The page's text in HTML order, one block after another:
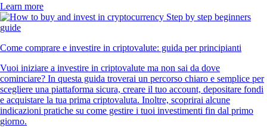
Learn more
Come comprare e investire in criptovalute: guida per principianti
Vuoi iniziare a investire in criptovalute ma non sai da dove
cominciare? In questa guida troverai un percorso chiaro e semplice per
scegliere una piattaforma sicura, creare il tuo account, depositare fondi
e acquistare la tua prima criptovaluta. Inoltre, scoprirai alcune
indicazioni pratiche su come gestire i tuoi investimenti fin dal primo
giorno.